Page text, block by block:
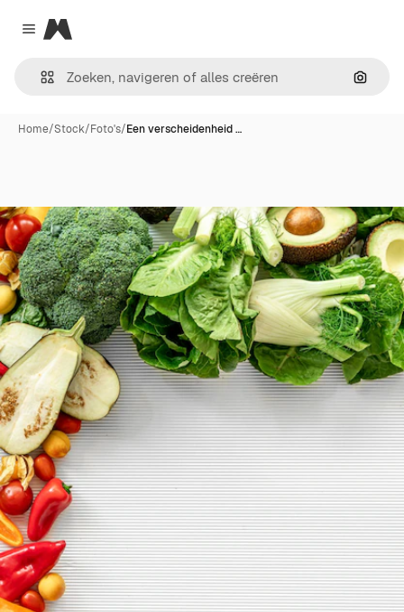
Close menu
Magnific
Home/Stock/Foto's/Een verscheidenheid …